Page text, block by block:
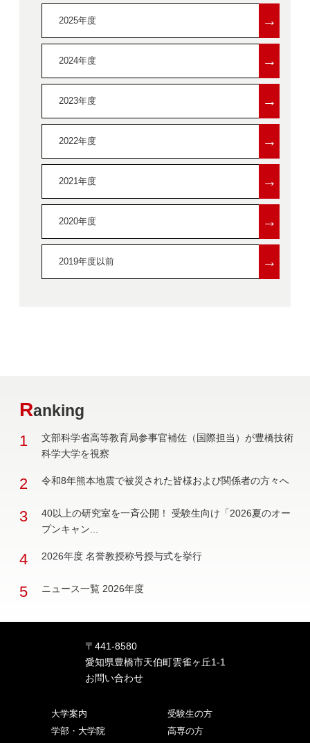
2025年度 →
2024年度 →
2023年度 →
2022年度 →
2021年度 →
2020年度 →
2019年度以前 →
Ranking
1
文部科学省高等教育局参事官補佐（国際担当）が豊橋技術
科学大学を視察
2 令和8年熊本地震で被災された皆様および関係者の方々へ
3
40以上の研究室を一斉公開！ 受験生向け「2026夏のオー
プンキャン...
4 2026年度 名誉教授称号授与式を挙行
5 ニュース一覧 2026年度
〒441-8580
愛知県豊橋市天伯町雲雀ヶ丘1-1
お問い合わせ
大学案内
学部・大学院
受験生の方
高専の方